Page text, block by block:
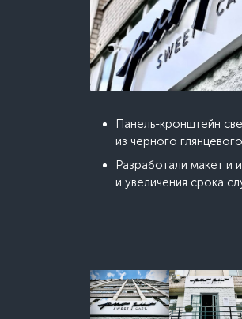
Панель-кронштейн
из черного
Разработали макет и
и увеличения срока